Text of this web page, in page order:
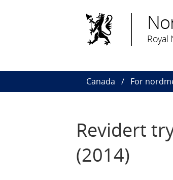
Royal
Canada For
Revidert
(2014)